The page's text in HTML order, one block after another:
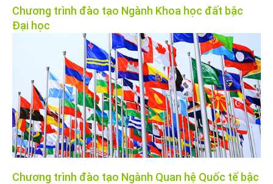
Chương trình đào tạo Ngành Khoa học đất bậc
Đại học
Chương trình đào tạo Ngành Quan hệ Quốc tế bậc